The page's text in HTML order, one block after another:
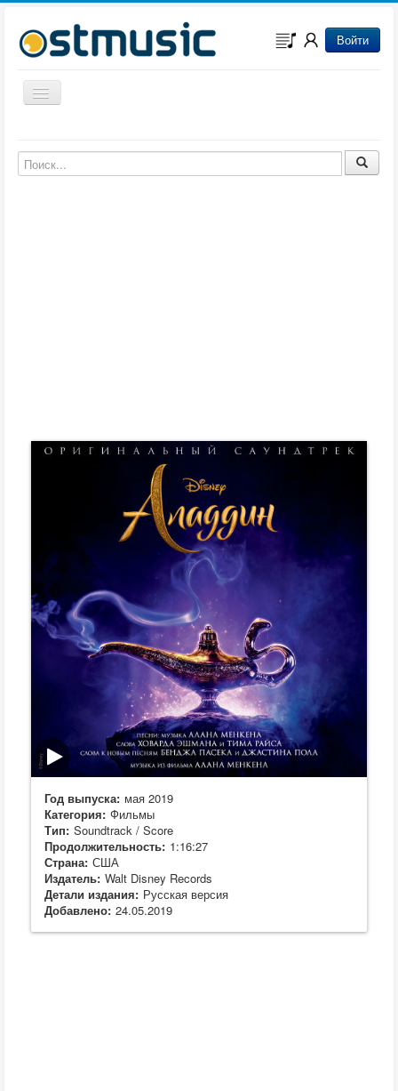
Войти
Включить/выключить навигацию
Музыка из мультфильмов
Музыка из сериалов
Год выпуска: мая 2019
Категория: Фильмы
Тип: Soundtrack / Score
Продолжительность: 1:16:27
Страна: США
Издатель: Walt Disney Records
Детали издания: Русская версия
Добавлено: 24.05.2019